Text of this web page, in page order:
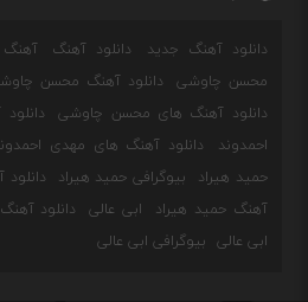
دانلود آهنگ جدید دانلود آهنگ آهنگ
محسن چاوشی
دانلود آهنگ محسن
دانلود آهنگ های محسن چاوشی
احمدوند
دانلود آهنگ های مهدی
حمید هیراد
بیوگرافی حمید هیراد
آهنگ حمید هیراد
ابی عالی دانلود
ابی عالی
بیوگرافی ابی عالی